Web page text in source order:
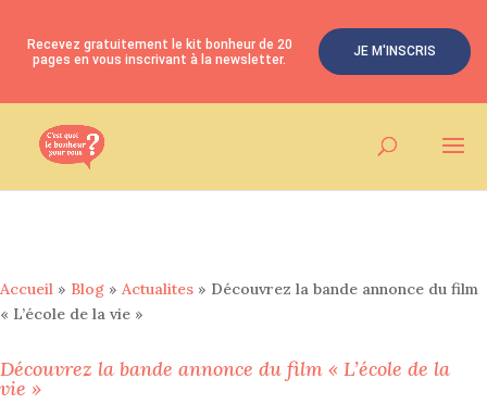
Accueil » Blog » Actualites » Découvrez la bande annonce du film
« L’école de la vie »
Découvrez la bande annonce du film « L’école de la
vie »
Recevez gratuitement le kit bonheur de 20
pages en vous inscrivant à la newsletter.
JE M'INSCRIS